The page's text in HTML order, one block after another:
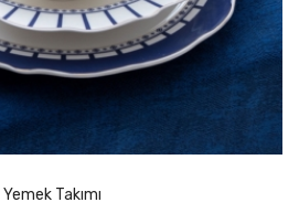
Takımı